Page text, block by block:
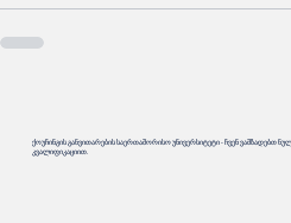
ქოუჩინგის განვითარების საერთაშორისო უნივერსიტეტი - ჩვენ
კვალიფიკაციით.